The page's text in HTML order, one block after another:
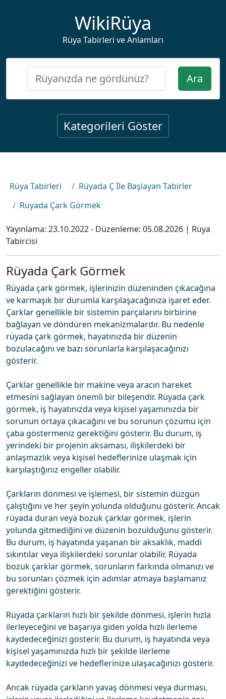
WikiRüya
Rüya Tabirleri ve Anlamları
Ara
Kategorileri Göster
Rüya Tabirleri
Rüyada Ç İle Başlayan Tabirler
Rüyada Çark Görmek
Yayınlama: 23.10.2022- Düzenleme: 05.08.2026 | Rüya
Tabircisi
Rüyada Çark Görmek
Rüyada çark görmek, işlerinizin düzeninden çıkacağına
ve karmaşık bir durumla karşılaşacağınıza işaret eder.
Çarklar genellikle bir sistemin parçalarını birbirine
bağlayan ve döndüren mekanizmalardır. Bu nedenle
rüyada çark görmek, hayatınızda bir düzenin
bozulacağını ve bazı sorunlarla karşılaşacağınızı
gösterir.
Çarklar genellikle bir makine veya aracın hareket
etmesini sağlayan önemli bir bileşendir. Rüyada çark
görmek, iş hayatınızda veya kişisel yaşamınızda bir
sorunun ortaya çıkacağını ve bu sorunun çözümü için
çaba göstermeniz gerektiğini gösterir. Bu durum, iş
yerindeki bir projenin aksaması, ilişkilerdeki bir
anlaşmazlık veya kişisel hedeflerinize ulaşmak için
karşılaştığınız engeller olabilir.
Çarkların dönmesi ve işlemesi, bir sistemin düzgün
çalıştığını ve her şeyin yolunda olduğunu gösterir. Ancak
rüyada duran veya bozuk çarklar görmek, işlerin
yolunda gitmediğini ve düzenin bozulduğunu gösterir.
Bu durum, iş hayatında yaşanan bir aksaklık, maddi
sıkıntılar veya ilişkilerdeki sorunlar olabilir. Rüyada
bozuk çarklar görmek, sorunların farkında olmanızı ve
bu sorunları çözmek için adımlar atmaya başlamanız
gerektiğini gösterir.
Rüyada çarkların hızlı bir şekilde dönmesi, işlerin hızla
ilerleyeceğini ve başarıya giden yolda hızlı ilerleme
kaydedeceğinizi gösterir. Bu durum, iş hayatında veya
kişisel yaşamınızda hızlı bir şekilde ilerleme
kaydedeceğinizi ve hedeflerinize ulaşacağınızı gösterir.
Ancak rüyada çarkların yavaş dönmesi veya durması,